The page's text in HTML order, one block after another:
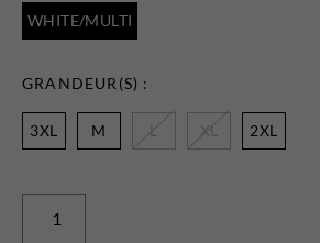
WHITE/MULTI
GRANDEUR(S) :
3XL M L XL 2XL